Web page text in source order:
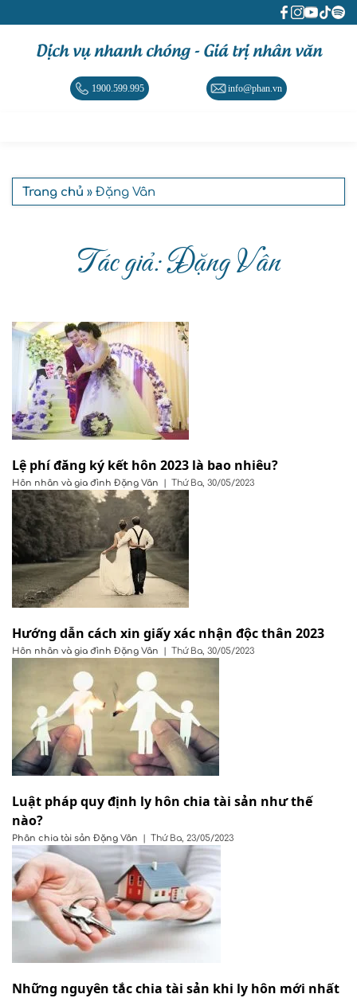
Dịch vụ nhanh chóng - Giá trị nhân văn
1900.599.995 info@phan.vn
Trang chủ » Đặng Vân
Tác giả: Đặng Vân
Lệ phí đăng ký kết hôn 2023 là bao nhiêu?
Hôn nhân và gia đình Đặng Vân | Thứ Ba, 30/05/2023
Hướng dẫn cách xin giấy xác nhận độc thân 2023
Hôn nhân và gia đình Đặng Vân | Thứ Ba, 30/05/2023
Luật pháp quy định ly hôn chia tài sản như thế
nào?
Phân chia tài sản Đặng Vân | Thứ Ba, 23/05/2023
Những nguyên tắc chia tài sản khi ly hôn mới nhất